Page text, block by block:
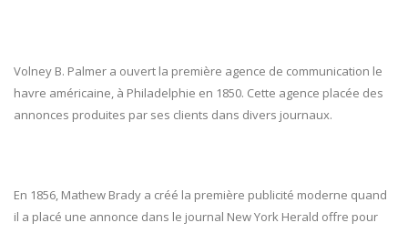
Volney B. Palmer a ouvert la première agence de communication le
havre américaine, à Philadelphie en 1850. Cette agence placée des
annonces produites par ses clients dans divers journaux.
En 1856, Mathew Brady a créé la première publicité moderne quand
il a placé une annonce dans le journal New York Herald offre pour